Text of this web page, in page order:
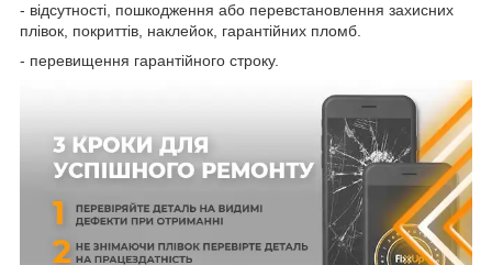
- відсутності, пошкодження або перевстановлення захисних
плівок, покриттів, наклейок, гарантійних пломб.
- перевищення гарантійного строку.